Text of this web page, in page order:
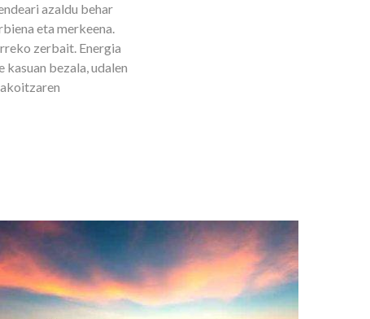
azaldu behar
eta merkeena.
zerbait. Energia
bezala, udalen